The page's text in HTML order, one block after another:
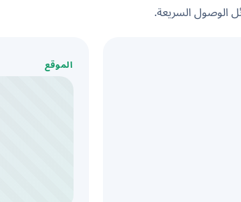
الوصول السريعة.
الموقع